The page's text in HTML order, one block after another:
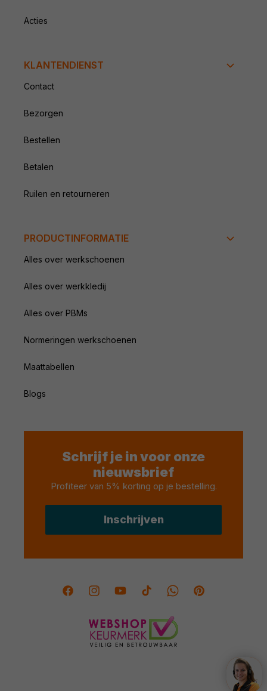
Acties
KLANTENDIENST
Contact
Bezorgen
Bestellen
Betalen
Ruilen en retourneren
PRODUCTINFORMATIE
Alles over werkschoenen
Alles over werkkledij
Alles over PBMs
Normeringen werkschoenen
Maattabellen
Blogs
Schrijf je in voor onze
nieuwsbrief
Profiteer van 5% korting op je bestelling.
Inschrijven
FacebookInstagramYouTubeTikTok Twitter Pinterest